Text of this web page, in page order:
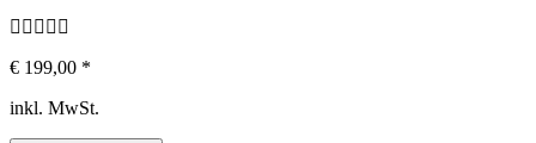
€ 199,00 *
inkl. MwSt.